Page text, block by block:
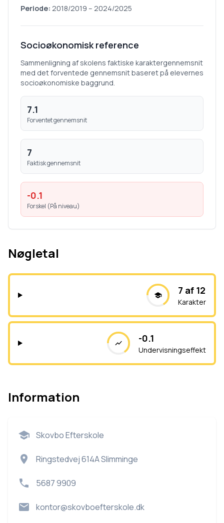
Periode: 2018/2019 – 2024/2025
Socioøkonomisk reference
Sammenligning af skolens faktiske karaktergennemsnit
med det forventede gennemsnit baseret på elevernes
socioøkonomiske baggrund.
7.1
Forventet gennemsnit
7
Faktisk gennemsnit
-0.1
Forskel (På niveau)
Nøgletal
7 af 12
Karakter
-0.1
Undervisningseffekt
Information
Skovbo Efterskole
Ringstedvej 614A Slimminge
5687 9909
kontor@skovboefterskole.dk